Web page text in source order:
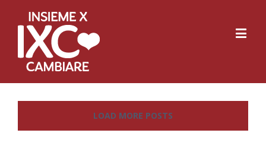
LOAD MORE POSTS